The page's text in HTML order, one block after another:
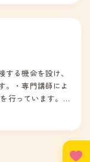
る機会を設け、
。・専門講師によ
行っています。・
います。床暖房